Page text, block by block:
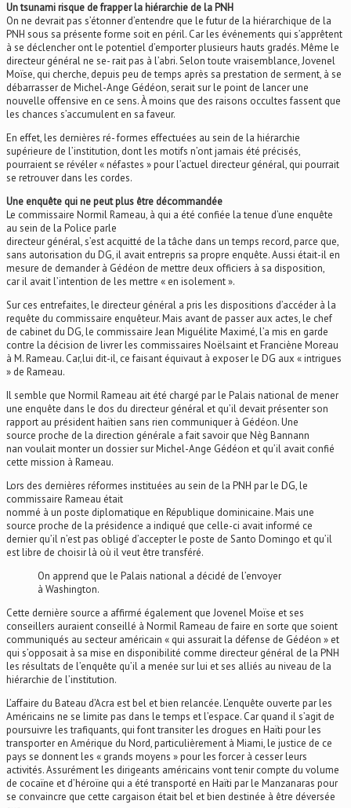
Un tsunami risque de frapper la hiérarchie de la PNH
On ne devrait pas s’étonner d’entendre que le futur de la hiérarchique de la
PNH sous sa présente forme soit en péril. Car les événements qui s’apprêtent
à se déclencher ont le potentiel d’emporter plusieurs hauts gradés. Même le
directeur général ne se- rait pas à l’abri. Selon toute vraisemblance, Jovenel
Moïse, qui cherche, depuis peu de temps après sa prestation de serment, à se
débarrasser de Michel-Ange Gédéon, serait sur le point de lancer une
nouvelle offensive en ce sens. À moins que des raisons occultes fassent que
les chances s’accumulent en sa faveur.
En effet, les dernières ré- formes effectuées au sein de la hiérarchie
supérieure de l’institution, dont les motifs n’ont jamais été précisés,
pourraient se révéler « néfastes » pour l’actuel directeur général, qui pourrait
se retrouver dans les cordes.
Une enquête qui ne peut plus être décommandée
Le commissaire Normil Rameau, à qui a été confiée la tenue d’une enquête
au sein de la Police parle
directeur général, s’est acquitté de la tâche dans un temps record, parce que,
sans autorisation du DG, il avait entrepris sa propre enquête. Aussi était-il en
mesure de demander à Gédéon de mettre deux officiers à sa disposition,
car il avait l’intention de les mettre « en isolement ».
Sur ces entrefaites, le directeur général a pris les dispositions d’accéder à la
requête du commissaire enquêteur. Mais avant de passer aux actes, le chef
de cabinet du DG, le commissaire Jean Miguélite Maximé, l’a mis en garde
contre la décision de livrer les commissaires Noëlsaint et Franciène Moreau
à M. Rameau. Car,lui dit-il, ce faisant équivaut à exposer le DG aux « intrigues
» de Rameau.
Il semble que Normil Rameau ait été chargé par le Palais national de mener
une enquête dans le dos du directeur général et qu’il devait présenter son
rapport au président haïtien sans rien communiquer à Gédéon. Une
source proche de la direction générale a fait savoir que Nèg Bannann
nan voulait monter un dossier sur Michel-Ange Gédéon et qu’il avait confié
cette mission à Rameau.
Lors des dernières réformes instituées au sein de la PNH par le DG, le
commissaire Rameau était
nommé à un poste diplomatique en République dominicaine. Mais une
source proche de la présidence a indiqué que celle-ci avait informé ce
dernier qu’il n’est pas obligé d’accepter le poste de Santo Domingo et qu’il
est libre de choisir là où il veut être transféré.
On apprend que le Palais national a décidé de l’envoyer
à Washington.
Cette dernière source a affirmé également que Jovenel Moïse et ses
conseillers auraient conseillé à Normil Rameau de faire en sorte que soient
communiqués au secteur américain « qui assurait la défense de Gédéon » et
qui s’opposait à sa mise en disponibilité comme directeur général de la PNH
les résultats de l’enquête qu’il a menée sur lui et ses alliés au niveau de la
hiérarchie de l’institution.
L’affaire du Bateau d’Acra est bel et bien relancée. L’enquête ouverte par les
Américains ne se limite pas dans le temps et l’espace. Car quand il s’agit de
poursuivre les trafiquants, qui font transiter les drogues en Haïti pour les
transporter en Amérique du Nord, particulièrement à Miami, le justice de ce
pays se donnent les « grands moyens » pour les forcer à cesser leurs
activités. Assurément les dirigeants américains vont tenir compte du volume
de cocaïne et d’héroïne qui a été transporté en Haïti par le Manzanaras pour
se convaincre que cette cargaison était bel et bien destinée à être déversée